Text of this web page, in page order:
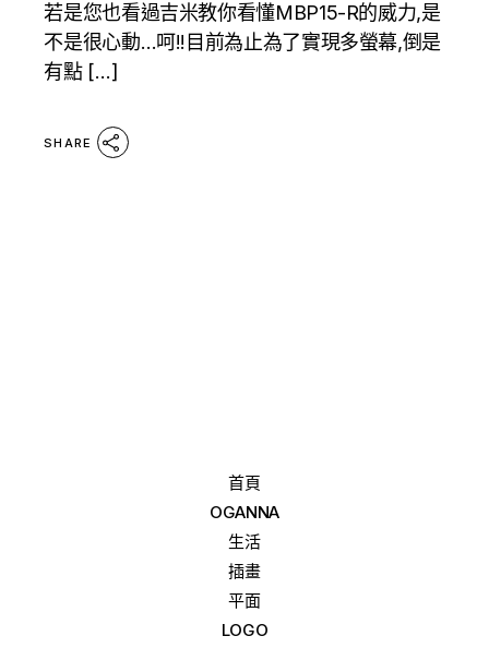
若是您也看過吉米教你看懂MBP15-R的威力,是
不是很心動…呵!!目前為止為了實現多螢幕,倒是
有點 […]
SHARE
首頁
OGANNA
生活
插畫
平面
LOGO